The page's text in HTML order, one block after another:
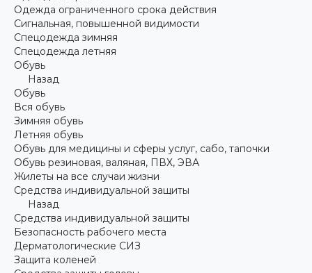
Одежда ограниченного срока действия
Сигнальная, повышенной видимости
Спецодежда зимняя
Спецодежда летняя
Обувь
Назад
Обувь
Вся обувь
Зимняя обувь
Летняя обувь
Обувь для медицины и сферы услуг, сабо, тапочки
Обувь резиновая, валяная, ПВХ, ЭВА
Жилеты на все случаи жизни
Средства индивидуальной защиты
Назад
Средства индивидуальной защиты
Безопасность рабочего места
Дерматологические СИЗ
Защита коленей